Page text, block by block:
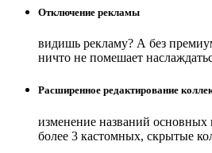
Отключение рекламы
видишь рекламу? А без
ничто не помешает
Расширенное редактирование
изменение названий основных
более 3 кастомных, скрытые